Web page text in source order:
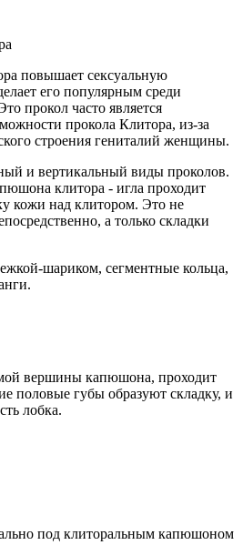
повышает сексуальную
его популярным среди
прокол часто является
прокола Клитора, из-за
строения гениталий женщины.
и вертикальный виды проколов.
клитора - игла проходит
кожи над клитором. Это не
а только складки
шариком, сегментные кольца,
вершины капюшона, проходит
половые губы образуют складку, и
лобка.
под клиторальным капюшоном